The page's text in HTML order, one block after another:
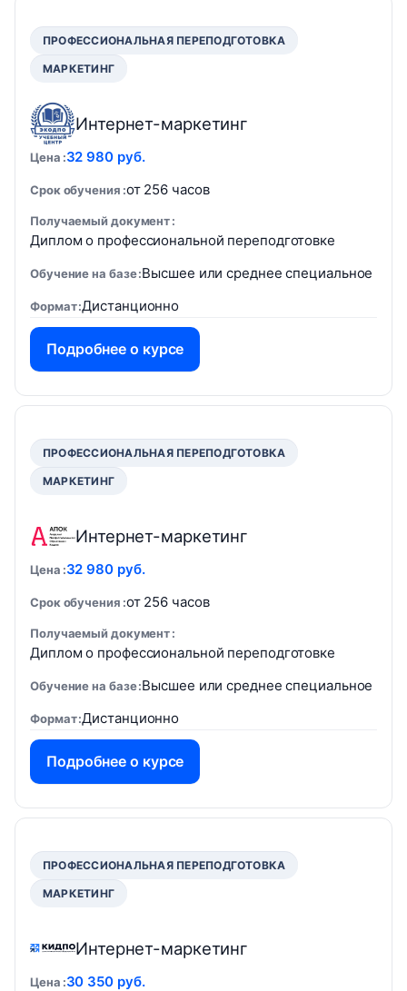
ПРОФЕССИОНАЛЬНАЯ ПЕРЕПОДГОТОВКА
МАРКЕТИНГ
Интернет-маркетинг
Цена 32 980 руб.
Срок обучения от 256 часов
Получаемый документ
Диплом о профессиональной переподготовке
Обучение на базе Высшее или среднее специальное
Формат Дистанционно
Подробнее о курсе
ПРОФЕССИОНАЛЬНАЯ ПЕРЕПОДГОТОВКА
МАРКЕТИНГ
Интернет-маркетинг
Цена 32 980 руб.
Срок обучения от 256 часов
Получаемый документ
Диплом о профессиональной переподготовке
Обучение на базе Высшее или среднее специальное
Формат Дистанционно
Подробнее о курсе
ПРОФЕССИОНАЛЬНАЯ ПЕРЕПОДГОТОВКА
МАРКЕТИНГ
Интернет-маркетинг
Цена 30 350 руб.